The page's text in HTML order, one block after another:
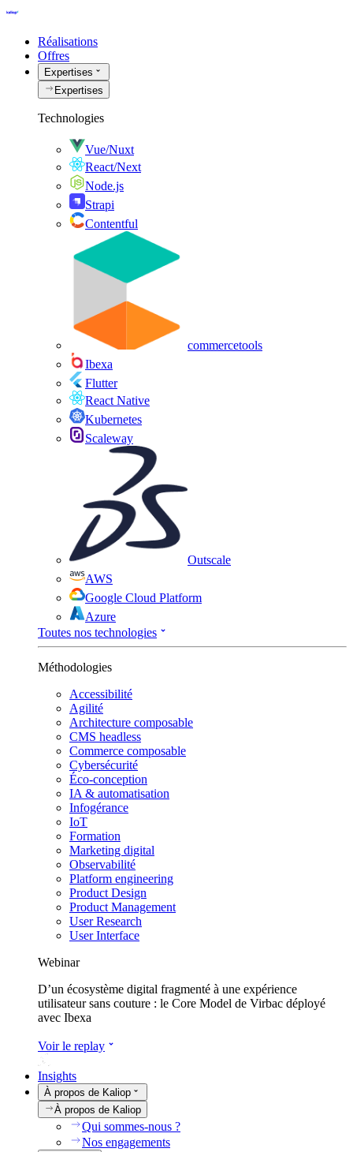
Réalisations
Offres
Expertises
Expertises
Technologies
Vue/Nuxt
React/Next
Node.js
Strapi
Contentful
commercetools
Ibexa
Flutter
React Native
Kubernetes
Scaleway
Outscale
AWS
Google Cloud Platform
Azure
Toutes nos technologies
Méthodologies
Accessibilité
Agilité
Architecture composable
CMS headless
Commerce composable
Cybersécurité
Éco-conception
IA & automatisation
Infogérance
IoT
Formation
Marketing digital
Observabilité
Platform engineering
Product Design
Product Management
User Research
User Interface
Webinar
D’un écosystème digital fragmenté à une expérience
utilisateur sans couture : le Core Model de Virbac déployé
avec Ibexa
Voir le replay
Insights
À propos de Kaliop
À propos de Kaliop
Qui sommes-nous ?
Nos engagements